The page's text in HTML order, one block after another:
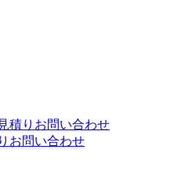
積りお問い合わせ
お問い合わせ